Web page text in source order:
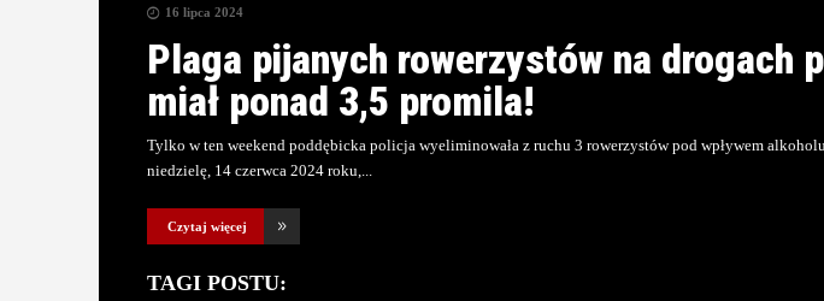
16 lipca 2024
Plaga pijanych rowerzystów na drogach
miał ponad 3,5 promila!
Tylko w ten weekend poddębicka policja wyeliminowała z ruchu 3 rowerzystów pod wpływem
niedzielę, 14 czerwca 2024 roku,
Czytaj więcej
TAGI POSTU: